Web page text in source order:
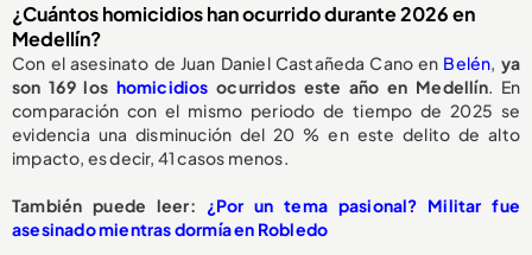
¿Cuántos homicidios han ocurrido durante 2026 en
Medellín?
Con el asesinato de Juan Daniel Castañeda Cano en Belén, ya
son 169 los homicidios ocurridos este año en Medellín. En
comparación con el mismo periodo de tiempo de 2025 se
evidencia una disminución del 20 % en este delito de alto
impacto, es decir, 41 casos menos.
También puede leer: ¿Por un tema pasional? Militar fue
asesinado mientras dormía en Robledo